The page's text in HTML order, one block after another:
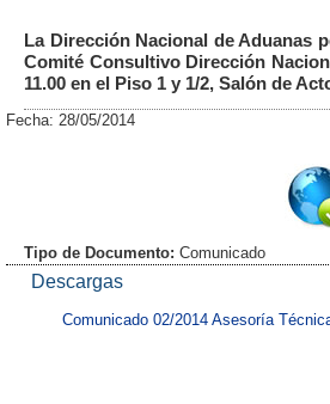
La Dirección Nacional de Aduanas
Comité Consultivo Dirección
11.00 en el Piso 1 y 1/2, Salón de
Fecha: 28/05/2014
Tipo de Documento: Comunicado
Descargas
Comunicado 02/2014 Asesoría